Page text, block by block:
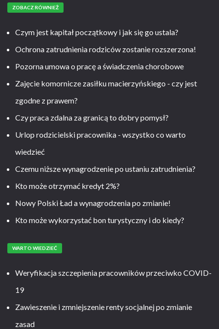
ZOBACZ RÓWNIEŻ
Czym jest kapitał początkowy i jak się go ustala?
Ochrona zatrudnienia rodziców zostanie rozszerzona!
Pozorna umowa o pracę a świadczenia chorobowe
Zajęcie komornicze zasiłku macierzyńskiego - czy jest
zgodne z prawem?
Czy praca zdalna za granicą to dobry pomysł?
Urlop rodzicielski pracownika - wszystko co warto
wiedzieć
Czemu niższe wynagrodzenie po ustaniu zatrudnienia?
Kto może otrzymać kredyt 2%?
Nowy Polski Ład a wynagrodzenia po zmianie!
Kto może wykorzystać bon turystyczny i do kiedy?
WARTO WIEDZIEĆ
Weryfikacja szczepienia pracowników przeciwko COVID-
19
Zawieszenie i zmniejszenie renty socjalnej po zmianie
zasad